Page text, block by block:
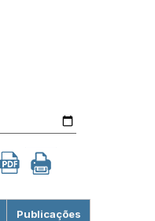
Publicações